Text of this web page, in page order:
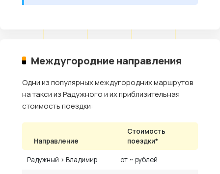
Междугородние направления
Одни из популярных междугородних маршрутов
на такси из Радужного и их приблизительная
стоимость поездки:
Направление
Стоимость
поездки*
Радужный › Владимир от ~ рублей